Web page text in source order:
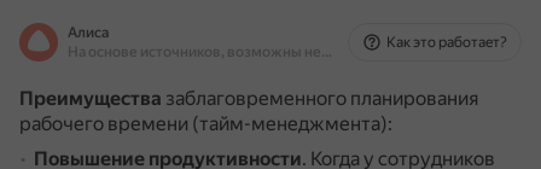
Алиса
На основе источников, возможны неточности
Как это работает?
Преимущества заблаговременного планирования
рабочего времени (тайм-менеджмента):
Повышение продуктивности. Когда у сотрудников